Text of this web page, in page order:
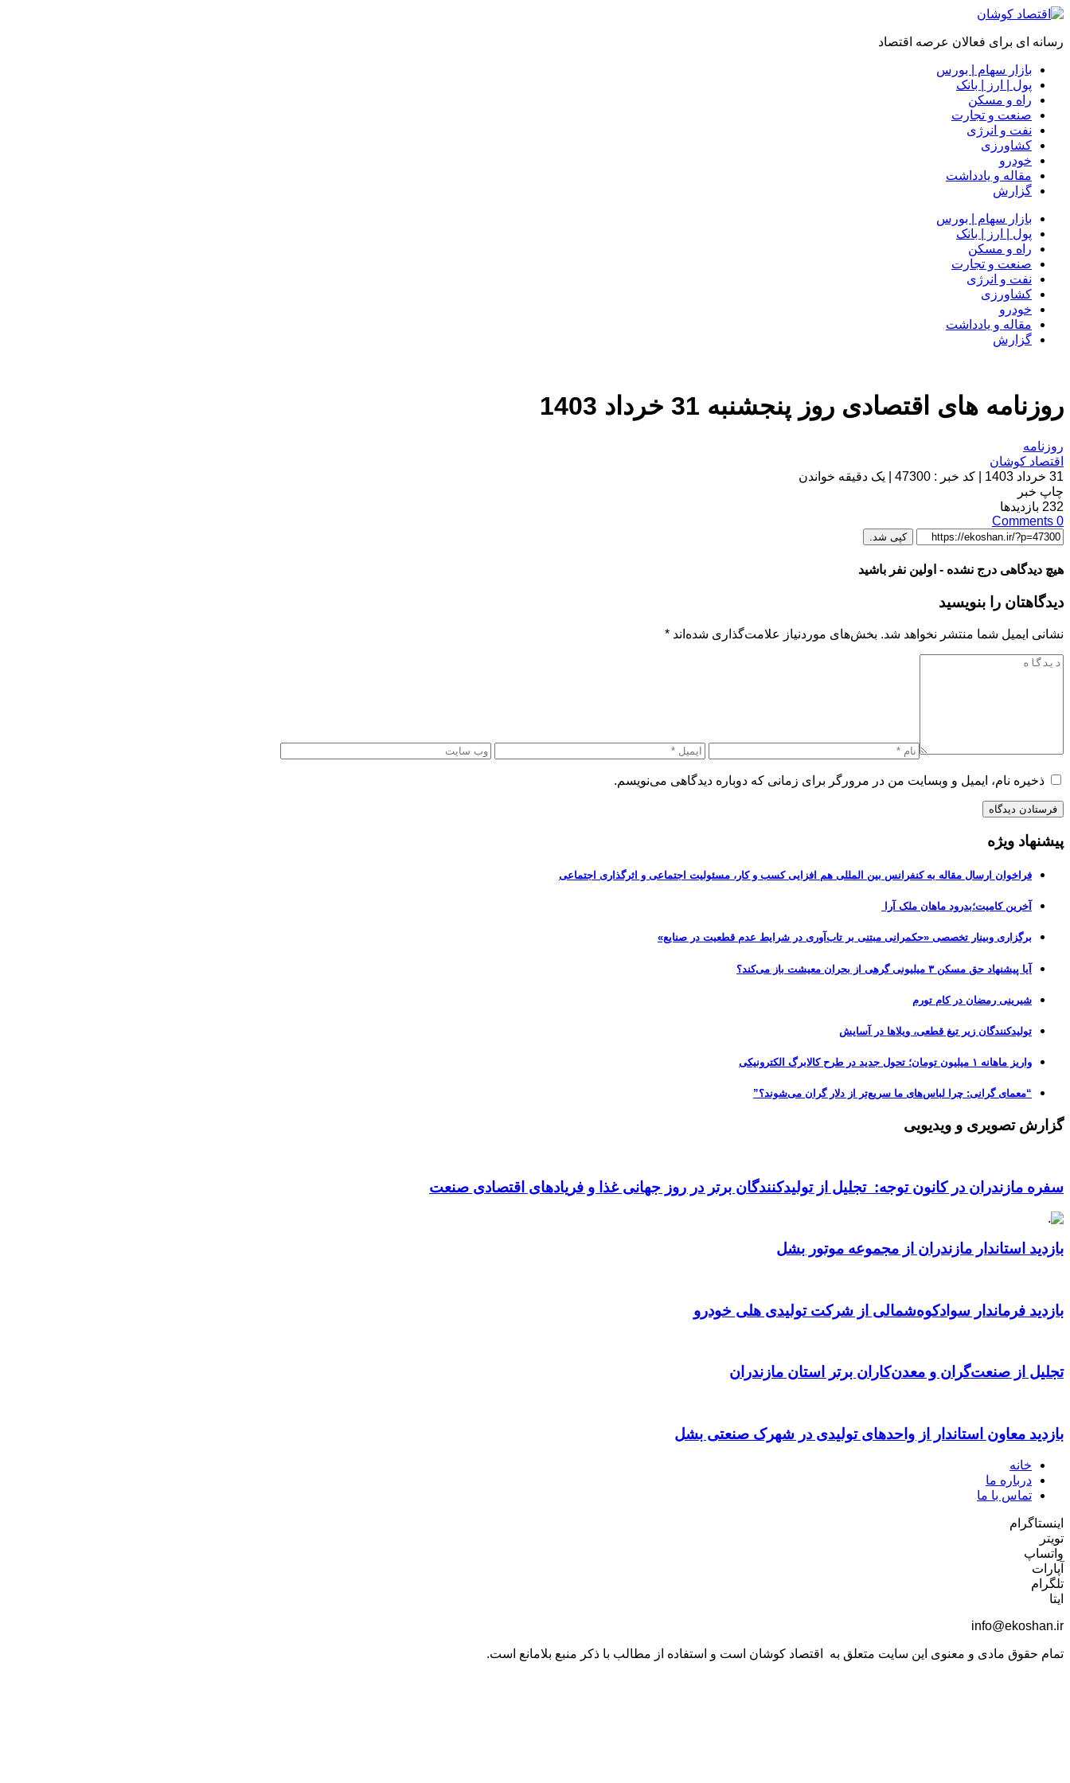
رسانه ای برای فعالان عرصه اقتصاد
بازار سهام | بورس
پول | ارز | بانک
راه و مسکن
صنعت و تجارت
نفت و انرژی
کشاورزی
خودرو
مقاله و یادداشت
گزارش
بازار سهام | بورس
پول | ارز | بانک
راه و مسکن
صنعت و تجارت
نفت و انرژی
کشاورزی
خودرو
مقاله و یادداشت
گزارش
روزنامه های اقتصادی روز پنجشنبه 31 خرداد 1403
روزنامه
اقتصاد کوشان
31 خرداد 1403
کد خبر : 47300
یک دقیقه خواندن
چاپ خبر
232 بازدیدها
0
Comments
کپی شد.
هیچ دیدگاهی درج نشده - اولین نفر باشید
دیدگاهتان را بنویسید
نشانی ایمیل شما منتشر نخواهد شد. بخش‌های موردنیاز علامت‌گذاری شده‌اند *
ذخیره نام، ایمیل و وبسایت من در مرورگر برای زمانی که دوباره دیدگاهی می‌نویسم.
پیشنهاد ویژه
فراخوان ارسال مقاله به کنفرانس بین المللی هم افزایی کسب و کار، مسئولیت اجتماعی و اثرگذاری اجتماعی
آخرین کامیت؛بدرود ماهان ملک آرا
برگزاری وبینار تخصصی «حکمرانی مبتنی بر تاب‌آوری در شرایط عدم قطعیت در صنایع»
آیا پیشنهاد حق مسکن ۳ میلیونی گرهی از بحران معیشت باز می‌کند؟
شیرینی رمضان در کام تورم
تولیدکنندگان زیر تیغ قطعی، ویلاها در آسایش
واریز ماهانه ۱ میلیون تومان؛ تحول جدید در طرح کالابرگ الکترونیکی
“معمای گرانی: چرا لباس‌های ما سریع‌تر از دلار گران می‌شوند؟”
گزارش تصویری و ویدیویی
سفره مازندران در کانون توجه: تجلیل از تولیدکنندگان برتر در روز جهانی غذا و فریادهای اقتصادی صنعت
بازدید استاندار مازندران از مجموعه موتور بشل
بازدید فرماندار سوادکوه‌شمالی از شرکت تولیدی هلی خودرو
تجلیل از صنعت‌گران و معدن‌کاران برتر استان مازندران
بازدید معاون استاندار از واحدهای تولیدی در شهرک صنعتی بشل
خانه
درباره ما
تماس با ما
اینستاگرام
تویتر
واتساپ
آپارات
تلگرام
ایتا
info@ekoshan.ir
تمام حقوق مادی و معنوی این سایت متعلق به اقتصاد کوشان است و استفاده از مطالب با ذکر منبع بلامانع است.